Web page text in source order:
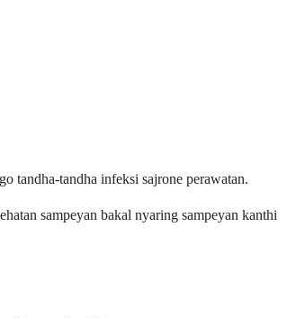
tandha-tandha infeksi sajrone perawatan.
sampeyan bakal nyaring sampeyan kanthi